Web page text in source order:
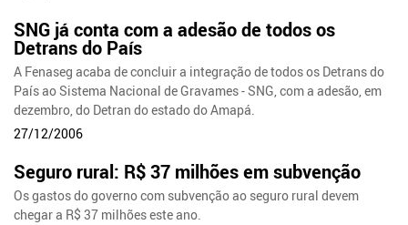
SNG já conta com a adesão de todos os
Detrans do País
A Fenaseg acaba de concluir a integração de todos os Detrans do
País ao Sistema Nacional de Gravames - SNG, com a adesão, em
dezembro, do Detran do estado do Amapá.
27/12/2006
Seguro rural: R$ 37 milhões em subvenção
Os gastos do governo com subvenção ao seguro rural devem
chegar a R$ 37 milhões este ano.